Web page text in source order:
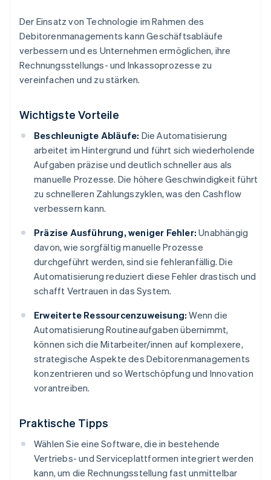
Der Einsatz von Technologie im Rahmen des
Debitorenmanagements kann Geschäftsabläufe
verbessern und es Unternehmen ermöglichen, ihre
Rechnungsstellungs- und Inkassoprozesse zu
vereinfachen und zu stärken.
Wichtigste Vorteile
Beschleunigte Abläufe: Die Automatisierung
arbeitet im Hintergrund und führt sich wiederholende
Aufgaben präzise und deutlich schneller aus als
manuelle Prozesse. Die höhere Geschwindigkeit führt
zu schnelleren Zahlungszyklen, was den Cashflow
verbessern kann.
Präzise Ausführung, weniger Fehler: Unabhängig
davon, wie sorgfältig manuelle Prozesse
durchgeführt werden, sind sie fehleranfällig. Die
Automatisierung reduziert diese Fehler drastisch und
schafft Vertrauen in das System.
Erweiterte Ressourcenzuweisung: Wenn die
Automatisierung Routineaufgaben übernimmt,
können sich die Mitarbeiter/innen auf komplexere,
strategische Aspekte des Debitorenmanagements
konzentrieren und so Wertschöpfung und Innovation
vorantreiben.
Praktische Tipps
Wählen Sie eine Software, die in bestehende
Vertriebs- und Serviceplattformen integriert werden
kann, um die Rechnungsstellung fast unmittelbar